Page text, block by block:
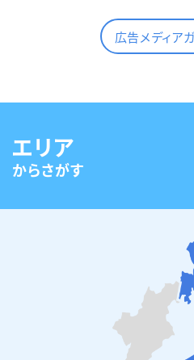
広告メディア
エリア
からさがす